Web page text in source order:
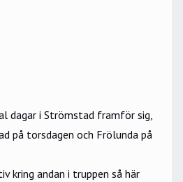
dagar i Strömstad framför sig,
på torsdagen och Frölunda på
kring andan i truppen så här